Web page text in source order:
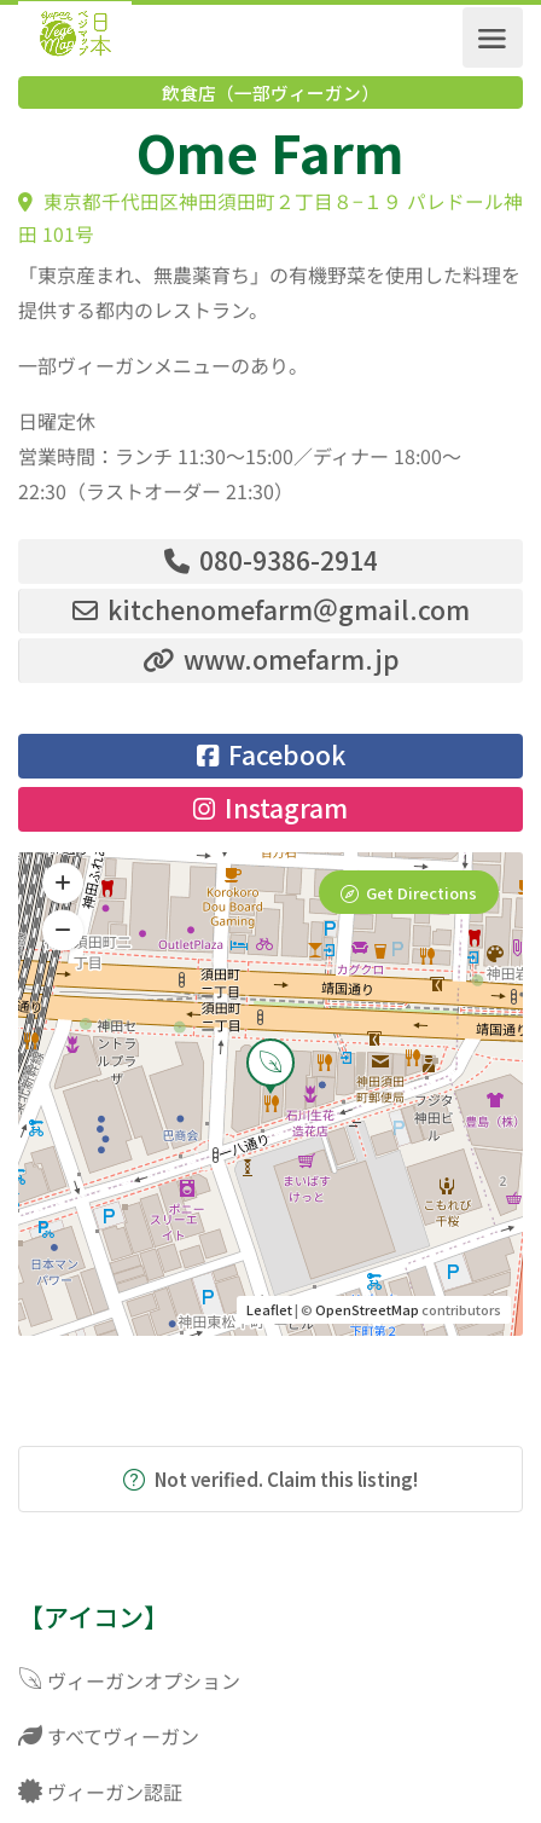
飲食店（一部ヴィーガン）
Ome Farm
東京都千代田区神田須田町２丁目８−１９ パレドー
田 101号
「東京産まれ、無農薬育ち」の有機野菜を使用した料理を
提供する都内のレストラン。
一部ヴィーガンメニューのあり。
日曜定休
営業時間：ランチ 11:30〜15:00／ディナー 18:00〜
22:30（ラストオーダー 21:30）
080-9386-2914
kitchenomefarm＠gmail.com
www.omefarm.jp
Facebook
Instagram
Leaflet| ©OpenStreetMapcontributors
Get Directions
Not verified. Claim this listing!
【アイコン】
ヴィーガンオプション
すべてヴィーガン
ヴィーガン認証